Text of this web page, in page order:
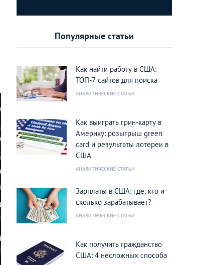
Популярные статьи
Как найти работу в США:
ТОП-7 сайтов для поиска
АНАЛИТИЧЕСКИЕ СТАТЬИ
Как выиграть грин-карту в
Америку: розыгрыш green
card и результаты лотереи в
США
АНАЛИТИЧЕСКИЕ СТАТЬИ
Зарплаты в США: где, кто и
сколько зарабатывает?
АНАЛИТИЧЕСКИЕ СТАТЬИ
Как получить гражданство
США: 4 несложных способа